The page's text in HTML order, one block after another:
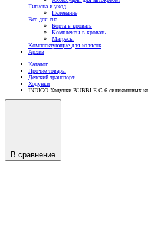
Гигиена и уход
Пеленание
Все для сна
Борта в кровать
Комплекты в кровать
Матрасы
Комплектующие для колясок
Архив
Каталог
Прочие товары
Детский транспорт
Ходунки
INDIGO Ходунки BUBBLE C 6 силиконовых
В сравнение